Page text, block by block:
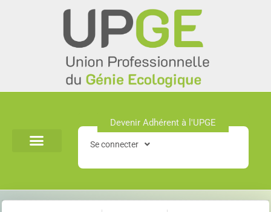
Devenir Adhérent à l'UPGE​
Se connecter